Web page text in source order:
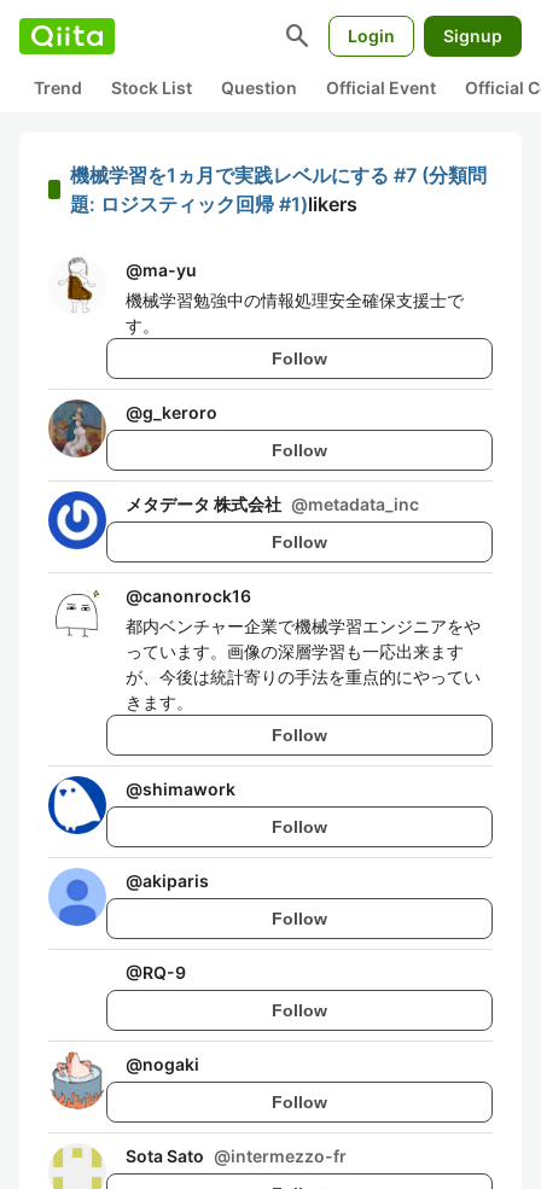
search Login Signup
Trend Stock List Question Official Event Official
機械学習を1ヵ月で実践レベルにする #7 (分類問
題: ロジスティック回帰 #1)likers
@ma-yu
機械学習勉強中の情報処理安全確保支援士で
す。
Follow
@g_keroro
Follow
メタデータ 株式会社 @metadata_inc
Follow
@canonrock16
都内ベンチャー企業で機械学習エンジニアをや
っています。画像の深層学習も一応出来ます
が、今後は統計寄りの手法を重点的にやってい
きます。
Follow
@shimawork
Follow
@akiparis
Follow
@RQ-9
Follow
@nogaki
Follow
Sota Sato @intermezzo-fr